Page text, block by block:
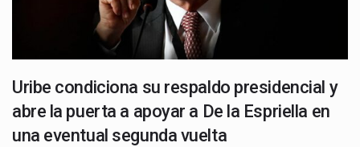
Uribe condiciona su respaldo presidencial y
abre la puerta a apoyar a De la Espriella en
una eventual segunda vuelta